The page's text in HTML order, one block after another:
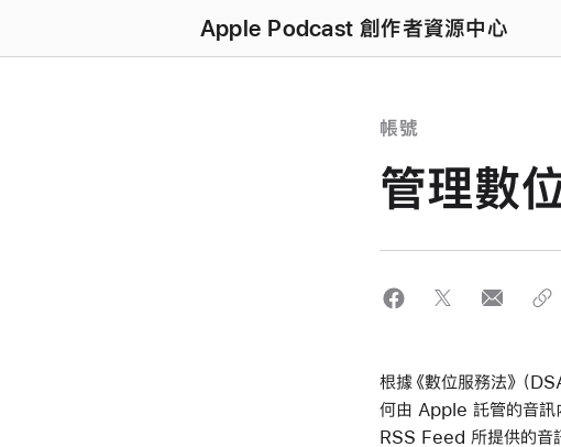
Apple Podcast 創作者資源中心
帳號
管理數
根據《數位服務法》（
何由 Apple 託管的音訊
RSS Feed 所提供的音